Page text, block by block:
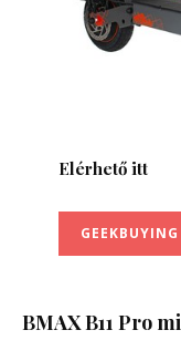
Elérhető itt
BMAX B11 Pro